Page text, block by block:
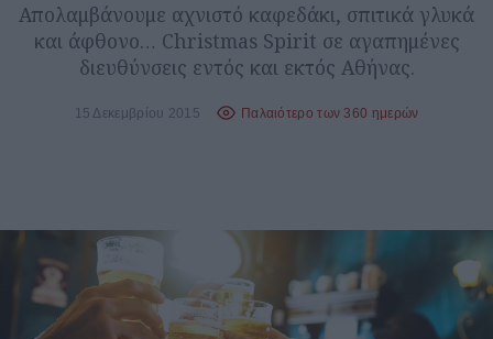
Απολαμβάνουμε αχνιστό καφεδάκι, σπιτικά γλυκά
και άφθονο… Christmas Spirit σε αγαπημένες
διευθύνσεις εντός και εκτός Αθήνας.
15 Δεκεμβρίου 2015 Παλαιότερο των 360 ημερών